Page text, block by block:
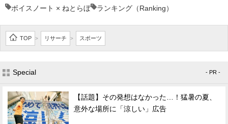
ボイスノート × ねとらぼ ランキング（Ranking）
TOP > リサーチ > スポーツ
Special - PR -
【話題】その発想はなかった…！猛暑の夏、
意外な場所に「涼しい」広告